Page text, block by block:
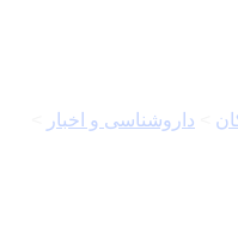
داروشناسی و اخبار